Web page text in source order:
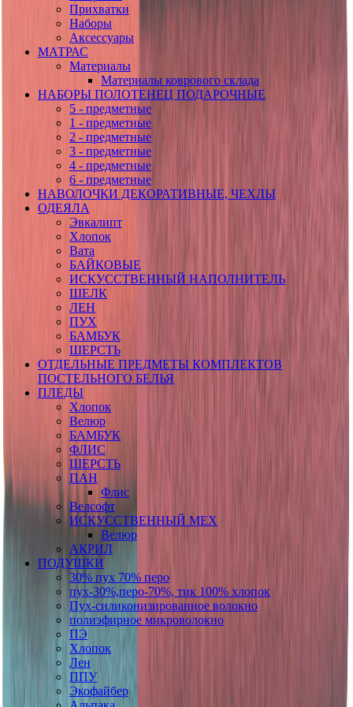
Прихватки
Наборы
Аксессуары
МАТРАС
Материалы
Материалы коврового склада
НАБОРЫ ПОЛОТЕНЕЦ ПОДАРОЧНЫЕ
5 - предметные
1 - предметные
2 - предметные
3 - предметные
4 - предметные
6 - предметные
НАВОЛОЧКИ ДЕКОРАТИВНЫЕ, ЧЕХЛЫ
ОДЕЯЛА
Эвкалипт
Хлопок
Вата
БАЙКОВЫЕ
ИСКУССТВЕННЫЙ НАПОЛНИТЕЛЬ
ШЕЛК
ЛЕН
ПУХ
БАМБУК
ШЕРСТЬ
ОТДЕЛЬНЫЕ ПРЕДМЕТЫ КОМПЛЕКТОВ
ПОСТЕЛЬНОГО БЕЛЬЯ
ПЛЕДЫ
Хлопок
Велюр
БАМБУК
ФЛИС
ШЕРСТЬ
ПАН
Флис
Велсофт
ИСКУССТВЕННЫЙ МЕХ
Велюр
АКРИЛ
ПОДУШКИ
30% пух 70% перо
пух-30%,перо-70%, тик 100% хлопок
Пух-силиконизированное волокно
полиэфирное микроволокно
ПЭ
Хлопок
Лен
ППУ
Экофайбер